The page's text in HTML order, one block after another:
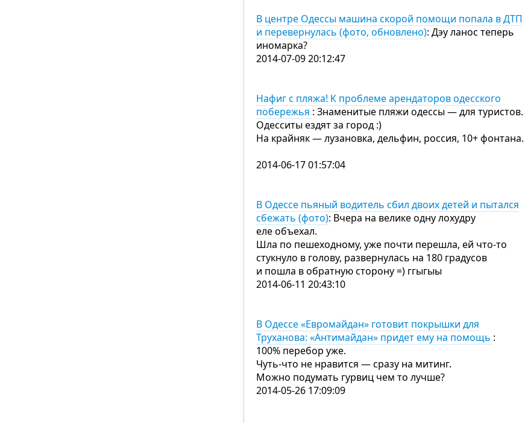
В центре Одессы машина скорой помощи попала в ДТП
и перевернулась (фото, обновлено): Дэу ланос теперь
иномарка?
2014-07-09 20:12:47
Нафиг с пляжа! К проблеме арендаторов одесского
побережья : Знаменитые пляжи одессы — для туристов.
Одесситы ездят за город :)
На крайняк — лузановка, дельфин, россия, 10+ фонтана.
2014-06-17 01:57:04
В Одессе пьяный водитель сбил двоих детей и пытался
сбежать (фото): Вчера на велике одну лохудру
еле объехал.
Шла по пешеходному, уже почти перешла, ей что-то
стукнуло в голову, развернулась на 180 градусов
и пошла в обратную сторону =) ггыгыы
2014-06-11 20:43:10
В Одессе «Евромайдан» готовит покрышки для
Труханова: «Антимайдан» придет ему на помощь :
100% перебор уже.
Чуть-что не нравится — сразу на митинг.
Можно подумать гурвиц чем то лучше?
2014-05-26 17:09:09